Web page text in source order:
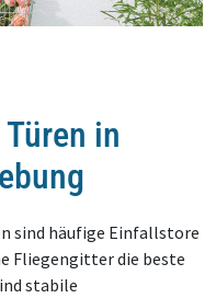
in
sind häufige Einfallstore
Fliegengitter die beste
stabile